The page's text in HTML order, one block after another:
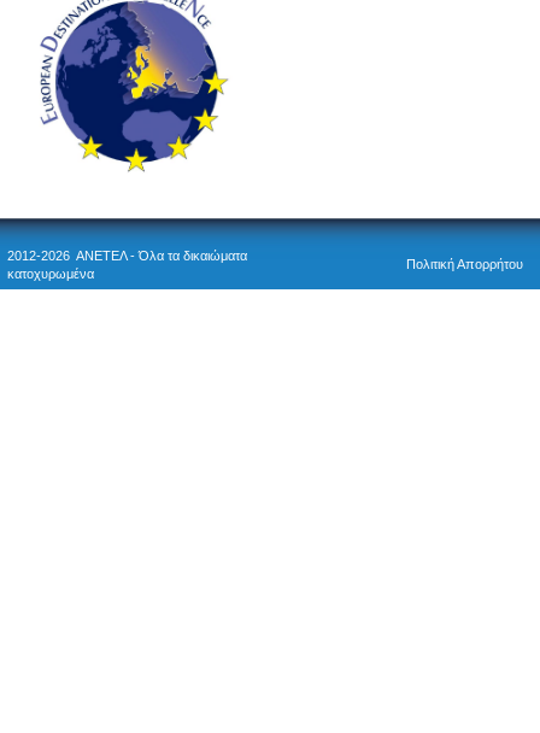
2012-2026 ΑΝΕΤΕΛ - Όλα τα δικαιώματα
κατοχυρωμένα
Πολιτική Απορρήτου